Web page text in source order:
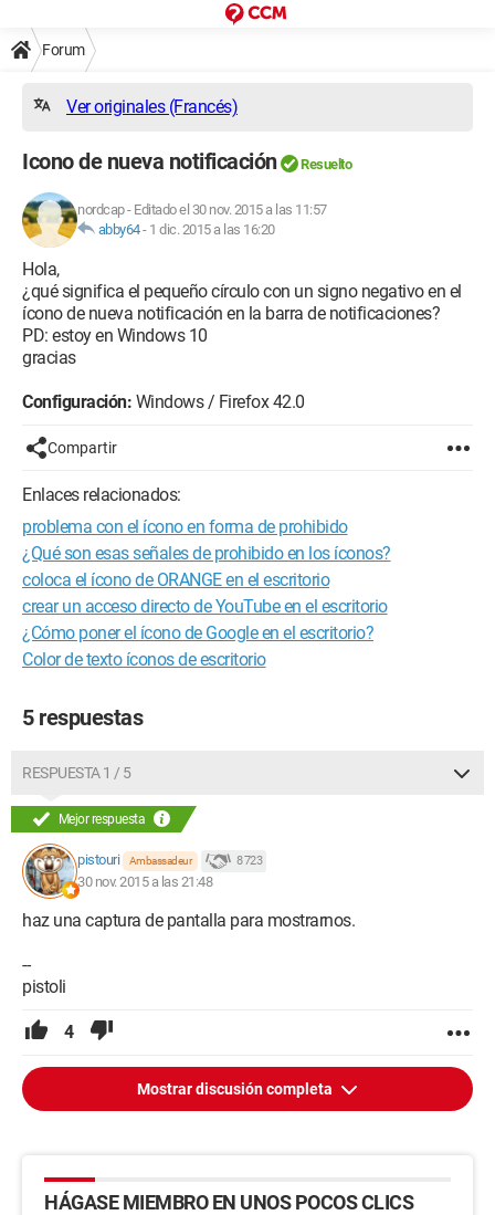
Forum
Ver originales (Francés)
Icono de nueva notificación Resuelto
nordcap- Editado el 30 nov. 2015 a las 11:57
abby64- 1 dic. 2015 a las 16:20
Hola,
¿qué significa el pequeño círculo con un signo negativo en el
ícono de nueva notificación en la barra de notificaciones?
PD: estoy en Windows 10
gracias
Configuración: Windows / Firefox 42.0
Compartir
Enlaces relacionados:
problema con el ícono en forma de prohibido
¿Qué son esas señales de prohibido en los íconos?
coloca el ícono de ORANGE en el escritorio
crear un acceso directo de YouTube en el escritorio
¿Cómo poner el ícono de Google en el escritorio?
Color de texto íconos de escritorio
5 respuestas
RESPUESTA 1 / 5
Mejor respuesta
pistouri Ambassadeur 8 723
30 nov. 2015 a las 21:48
haz una captura de pantalla para mostrarnos.
--
pistoli
4
Mostrar discusión completa
HÁGASE MIEMBRO EN UNOS POCOS CLICS